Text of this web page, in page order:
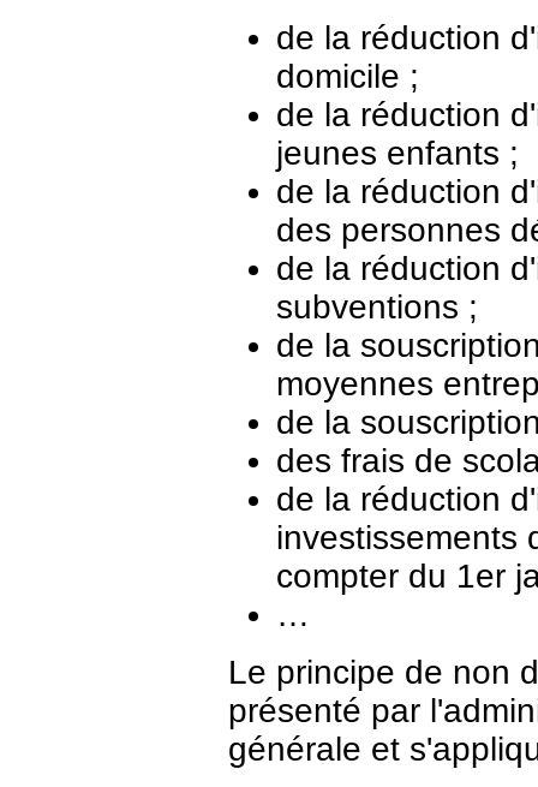
de la réduction
domicile ;
de la réduction
jeunes enfants ;
de la réduction
des personnes
de la réduction
subventions ;
de la
moyennes
de la
des frais de
de la réduction
investissements
compter du 1er
…
Le principe de non
présenté par
générale et